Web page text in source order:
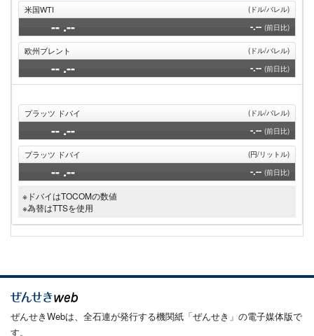
米国WTI
(ドル/バレル)
-- .-- -.-- (前日比)
欧州ブレント (ドル/バレル)
-- .-- -.-- (前日比)
プラッツ ドバイ (ドル/バレル)
-- .-- -.-- (前日比)
プラッツ ドバイ (円/リットル)
-- .-- -.-- (前日比)
※ドバイはTOCOMの数値
※為替はTTSを使用
ぜんせきWebは、全石連が発行する機関紙「ぜんせき」の電子媒体版で
す。